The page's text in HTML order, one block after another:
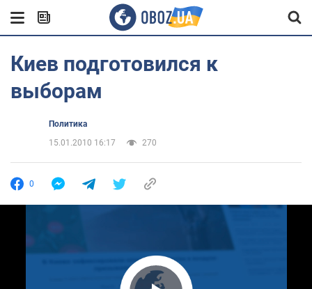
Киев подготовился к
выборам
Политика
15.01.2010 16:17
270
0